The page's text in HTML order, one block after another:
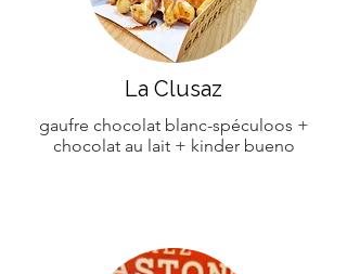
La Clusaz
gaufre chocolat blanc-spéculoos +
chocolat au lait + kinder bueno